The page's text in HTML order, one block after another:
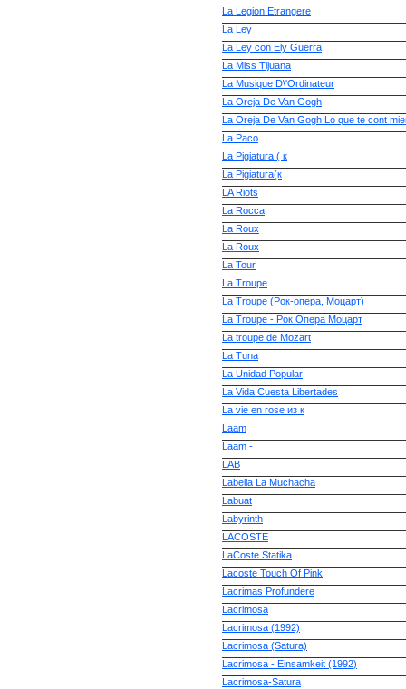
La Legion Etrangere
La Ley
La Ley con Ely Guerra
La Miss Tijuana
La Musique D\'Ordinateur
La Oreja De Van Gogh
La Oreja De Van Gogh Lo que te cont
La Paco
La Pigiatura ( к
La Pigiatura(к
LA Riots
La Rocca
La Roux
La Roux
La Tour
La Troupe
La Troupe (Рок-опера, Моцарт)
La Troupe - Рок Опера Моцарт
La troupe de Mozart
La Tuna
La Unidad Popular
La Vida Cuesta Libertades
La vie en rose из к
Laam
Laam -
LAB
Labella La Muchacha
Labuat
Labyrinth
LACOSTE
LaCoste Statika
Lacoste Touch Of Pink
Lacrimas Profundere
Lacrimosa
Lacrimosa (1992)
Lacrimosa (Satura)
Lacrimosa - Einsamkeit (1992)
Lacrimosa-Satura